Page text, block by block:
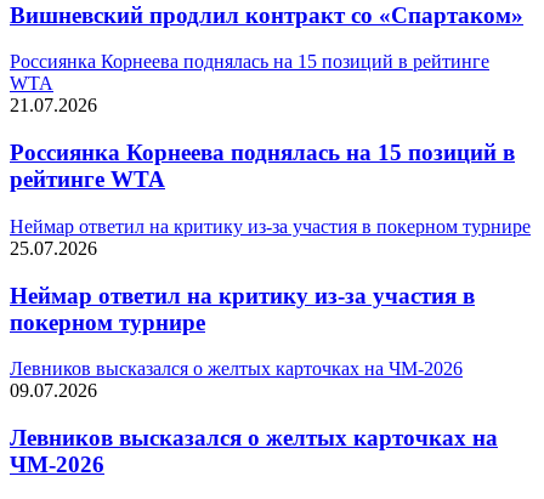
Вишневский продлил контракт со «Спартаком»
Россиянка Корнеева поднялась на 15 позиций в рейтинге
WTA
21.07.2026
Россиянка Корнеева поднялась на 15 позиций в
рейтинге WTA
Неймар ответил на критику из-за участия в покерном турнире
25.07.2026
Неймар ответил на критику из-за участия в
покерном турнире
Левников высказался о желтых карточках на ЧМ-2026
09.07.2026
Левников высказался о желтых карточках на
ЧМ-2026